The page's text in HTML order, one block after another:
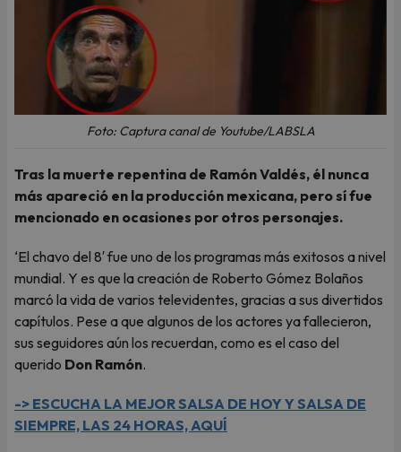
Foto: Captura canal de Youtube/LABSLA
Tras la muerte repentina de Ramón Valdés, él nunca
más apareció en la producción mexicana, pero sí fue
mencionado en ocasiones por otros personajes.
‘El chavo del 8′ fue uno de los programas más exitosos a nivel
mundial. Y es que la creación de Roberto Gómez Bolaños
marcó la vida de varios televidentes, gracias a sus divertidos
capítulos. Pese a que algunos de los actores ya fallecieron,
sus seguidores aún los recuerdan, como es el caso del
querido Don Ramón.
-> ESCUCHA LA MEJOR SALSA DE HOY Y SALSA DE
SIEMPRE, LAS 24 HORAS, AQUÍ